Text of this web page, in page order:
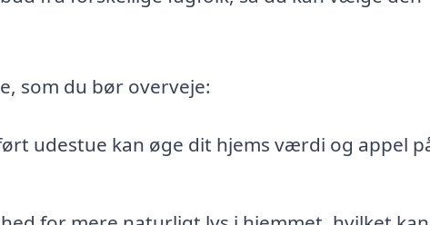
som du bør overveje:
udestue kan øge dit hjems værdi og appel